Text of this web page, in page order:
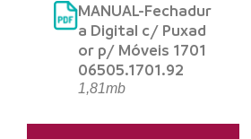
MANUAL-Fechadur
a Digital c/ Puxad
or p/ Móveis 1701
06505.1701.92
1,81mb